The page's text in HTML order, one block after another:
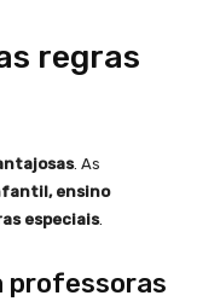
regras
. As
ensino
especiais.
professoras